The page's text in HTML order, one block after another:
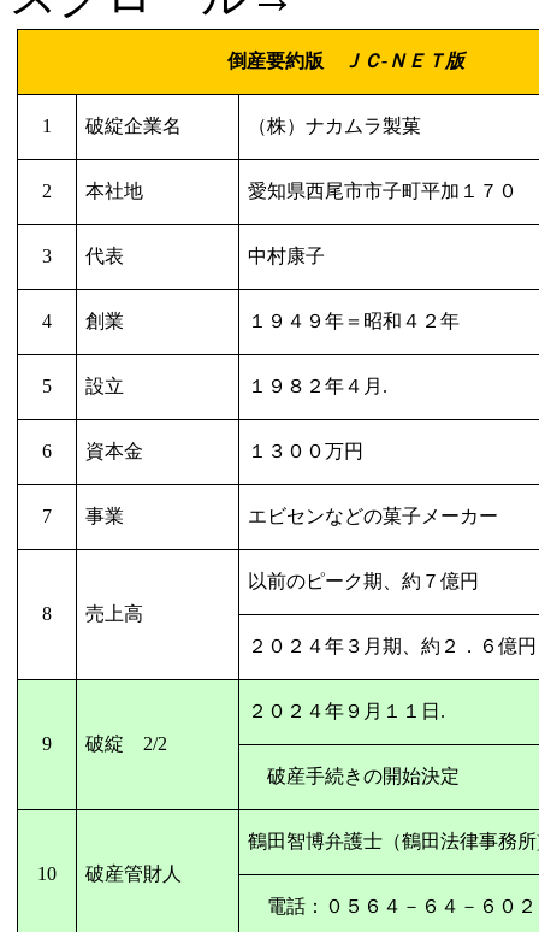
倒産要約版 ＪＣ-ＮＥＴ版
1 破綻企業名 （株）ナカムラ製菓
2 本社地 愛知県西尾市市子町平加１７０
3 代表 中村康子
4 創業 １９４９年＝昭和４２年
5 設立 １９８２年４月 .
6 資本金 １３００万円
7 事業 エビセンなどの菓子メーカー
8 売上高
以前のピーク期、約７億円
２０２４年３月期、約２．６億円
9 破綻 2/2
２０２４年９月１１日 .
破産手続きの開始決定
10 破産管財人
鶴田智博弁護士（鶴田法律事務所
電話：０５６４－６４－６０